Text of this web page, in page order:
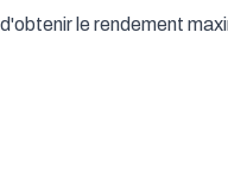
le rendement